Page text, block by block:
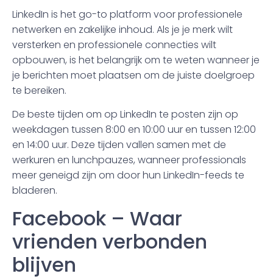
LinkedIn is het go-to platform voor professionele
netwerken en zakelijke inhoud. Als je je merk wilt
versterken en professionele connecties wilt
opbouwen, is het belangrijk om te weten wanneer je
je berichten moet plaatsen om de juiste doelgroep
te bereiken.
De beste tijden om op LinkedIn te posten zijn op
weekdagen tussen 8:00 en 10:00 uur en tussen 12:00
en 14:00 uur. Deze tijden vallen samen met de
werkuren en lunchpauzes, wanneer professionals
meer geneigd zijn om door hun LinkedIn-feeds te
bladeren.
Facebook – Waar
vrienden verbonden
blijven